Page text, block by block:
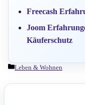
Freecash
Joom
Käuferschutz
Kategorien
Leben & Wohnen